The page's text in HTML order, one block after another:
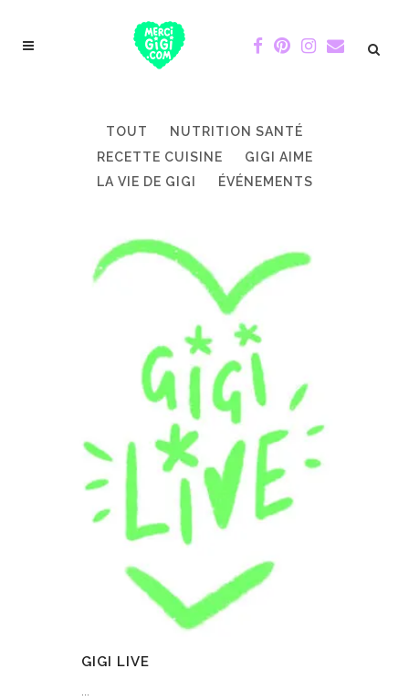
TOUT
NUTRITION SANTÉ
RECETTE CUISINE
GIGI AIME
LA VIE DE GIGI
ÉVÉNEMENTS
GIGI LIVE